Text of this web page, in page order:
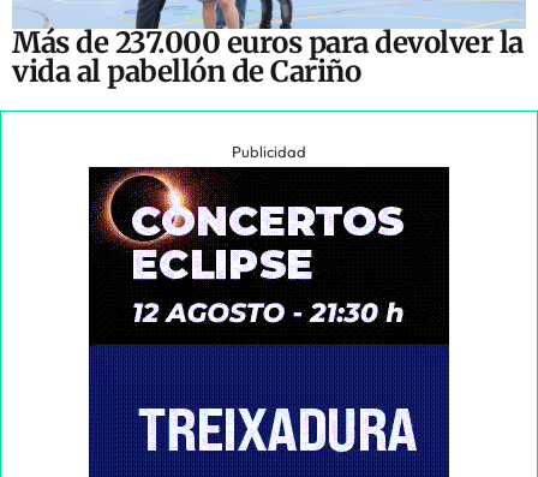
Más de 237.000 euros para devolver la
vida al pabellón de Cariño
Publicidad